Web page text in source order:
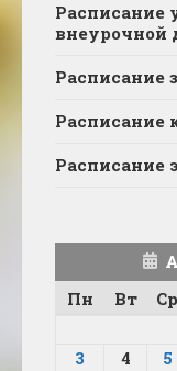
Расписание
внеурочной
Расписание
Расписание
Расписание
Пн
Вт Ср
3
4 5